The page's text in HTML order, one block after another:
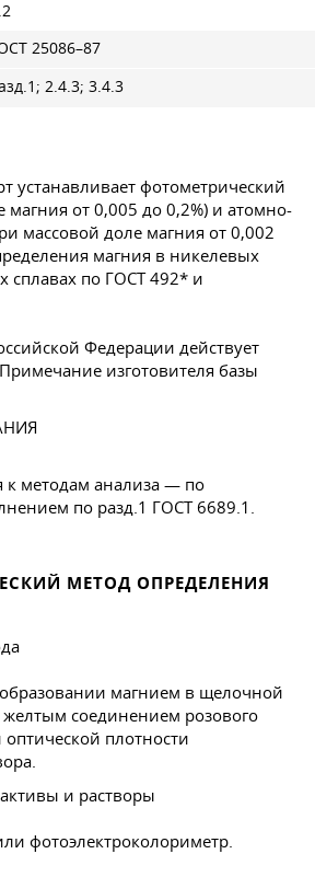
25086–87
2.4.3; 3.4.3
устанавливает фотометрический
магния от 0,005 до 0,2%) и атомно-
массовой доле магния от 0,002
магния в никелевых
сплавах по ГОСТ 492* и
Федерации действует
изготовителя базы
методам анализа — по
по разд.1 ГОСТ 6689.1.
МЕТОД ОПРЕДЕЛЕНИЯ
магнием в щелочной
соединением розового
плотности
и растворы
фотоэлектроколориметр.